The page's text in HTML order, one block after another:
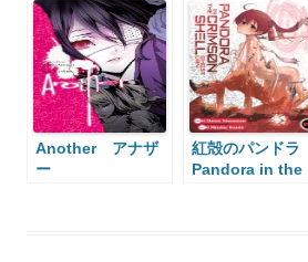
Mobile Suit
Gundam Lost
War Chronicles
Another アナザ
ー
紅殻のパンドラ
Pandora in the